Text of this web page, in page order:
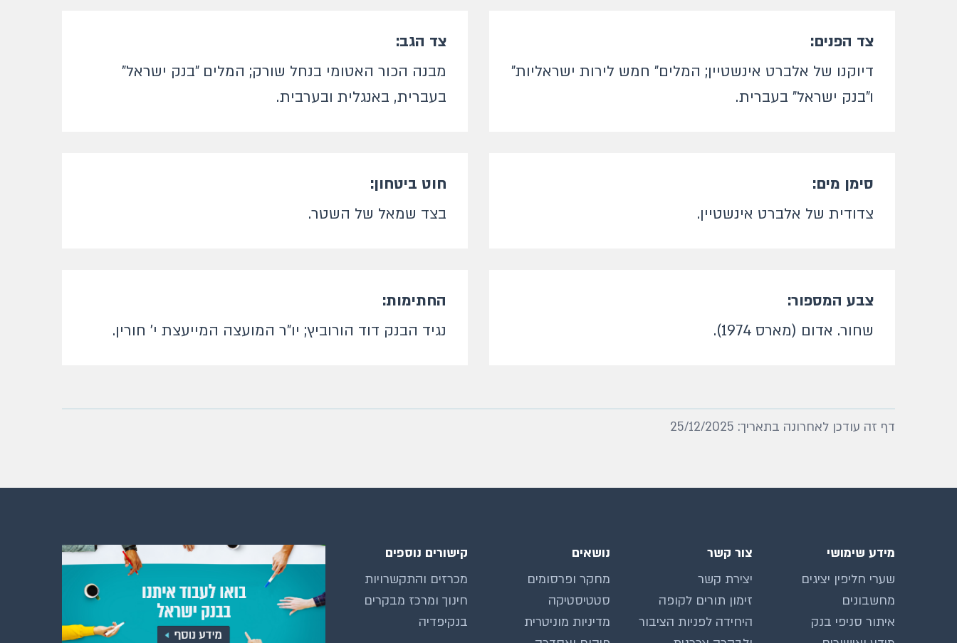
צד הפנים:
דיוקנו של אלברט אינשטיין; המלים" חמש לירות ישראליות"
ו"בנק ישראל" בעברית.
צד הגב:
מבנה הכור האטומי בנחל שורק; המלים "בנק ישראל"
בעברית, באנגלית ובערבית.
סימן מים:
צדודית של אלברט אינשטיין.
חוט ביטחון:
בצד שמאל של השטר.
צבע המספור:
שחור. אדום (מארס 1974).
החתימות:
נגיד הבנק דוד הורוביץ; יו"ר המועצה המייעצת י' חורין.
דף זה עודכן לאחרונה בתאריך: 25/12/2025
מידע שימושי
שערי חליפין יציגים
מחשבונים
איתור סניפי בנק
צור קשר
יצירת קשר
זימון תורים לקופה
היחידה לפניות הציבור
נושאים
מחקר ופרסומים
סטטיסטיקה
מדיניות מוניטרית
קישורים נוספים
מכרזים והתקשרויות
חינוך ומרכז מבקרים
בנקיפדיה